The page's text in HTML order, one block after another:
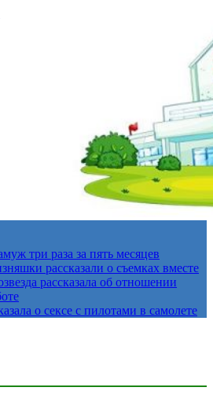
три раза за пять месяцев
рассказали о съемках вместе
рассказала об отношении
о сексе с пилотами в самолете